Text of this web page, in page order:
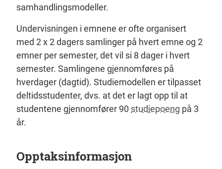
samhandlingsmodeller.
Undervisningen i emnene er ofte organisert
med 2 x 2 dagers samlinger på hvert emne og 2
emner per semester, det vil si 8 dager i hvert
semester. Samlingene gjennomføres på
hverdager (dagtid). Studiemodellen er tilpasset
deltidsstudenter, dvs. at det er lagt opp til at
studentene gjennomfører 90 studiepoeng på 3
år.
Opptaksinformasjon